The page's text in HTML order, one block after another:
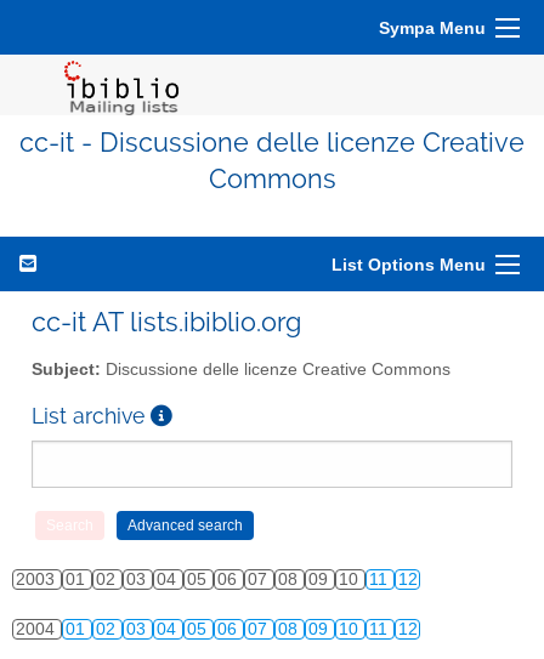
Sympa Menu
cc-it - Discussione delle licenze Creative
Commons
List Options Menu
cc-it AT lists.ibiblio.org
Subject: Discussione delle licenze Creative Commons
List archive
2003 01 02 03 04 05 06 07 08 09 10 11 12
2004 01 02 03 04 05 06 07 08 09 10 11 12